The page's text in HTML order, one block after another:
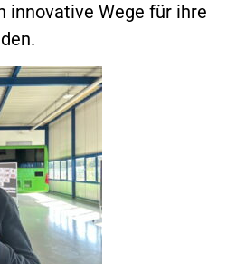
innovative Wege für ihre